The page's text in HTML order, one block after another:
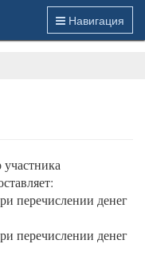
Навигация
перечислении денег
перечислении денег